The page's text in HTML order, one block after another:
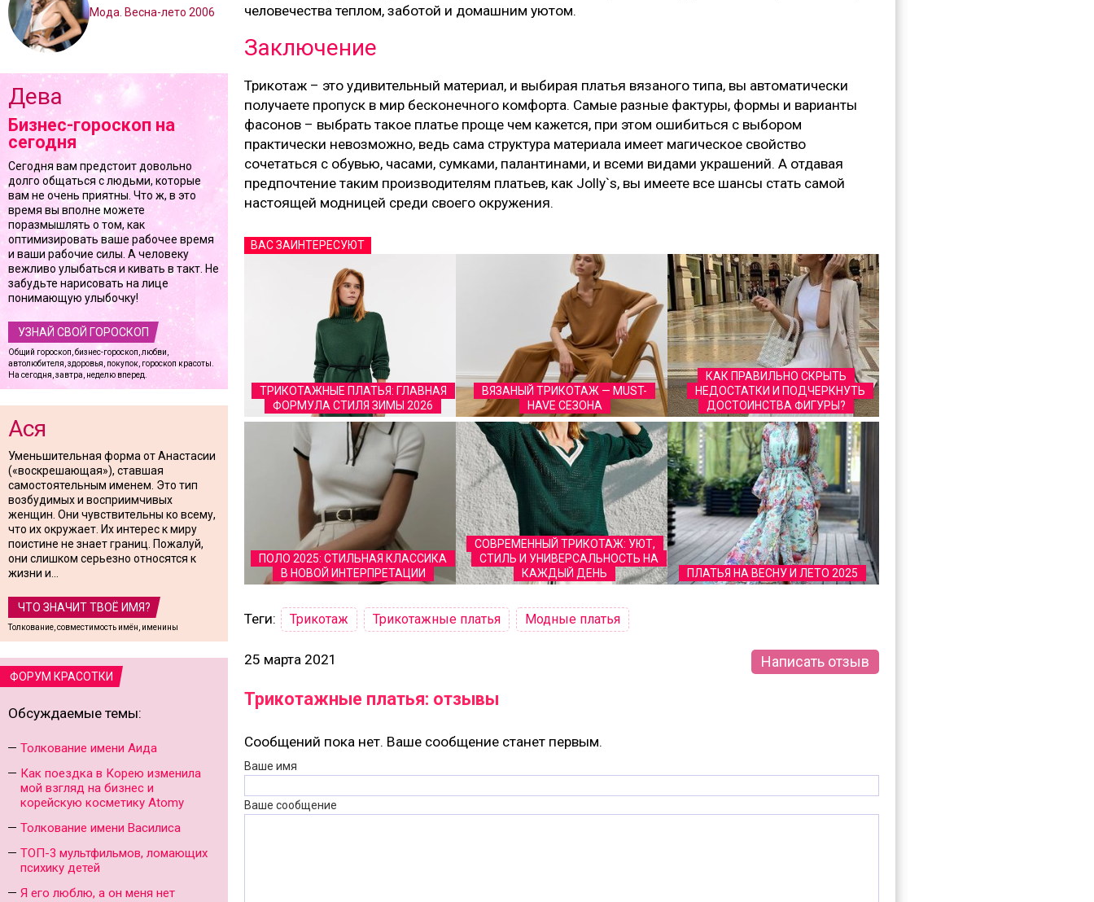
Мода. Весна-лето 2006
Дева
Бизнес-гороскоп на
сегодня
Сегодня вам предстоит довольно
долго общаться с людьми, которые
вам не очень приятны. Что ж, в это
время вы вполне можете
поразмышлять о том, как
оптимизировать ваше рабочее время
и ваши рабочие силы. А человеку
вежливо улыбаться и кивать в такт. Не
забудьте нарисовать на лице
понимающую улыбочку!
УЗНАЙ СВОЙ ГОРОСКОП
Общий гороскоп, бизнес-гороскоп, любви,
автолюбителя, здоровья, покупок, гороскоп красоты.
На сегодня, завтра, неделю вперед.
Ася
Уменьшительная форма от Анастасии
(«воскрешающая»), ставшая
самостоятельным именем. Это тип
возбудимых и восприимчивых
женщин. Они чувствительны ко всему,
что их окружает. Их интерес к миру
поистине не знает границ. Пожалуй,
они слишком серьезно относятся к
жизни и...
ЧТО ЗНАЧИТ ТВОЁ ИМЯ?
Толкование, совместимость имён, именины
ФОРУМ КРАСОТКИ
Обсуждаемые темы:
Толкование имени Аида
Как поездка в Корею изменила
мой взгляд на бизнес и
корейскую косметику Atomy
Толкование имени Василиса
ТОП-3 мультфильмов, ломающих
психику детей
Я его люблю, а он меня нет
человечества теплом, заботой и домашним уютом.
Заключение
Трикотаж – это удивительный материал, и выбирая платья вязаного типа, вы автоматически
получаете пропуск в мир бесконечного комфорта. Самые разные фактуры, формы и варианты
фасонов – выбрать такое платье проще чем кажется, при этом ошибиться с выбором
практически невозможно, ведь сама структура материала имеет магическое свойство
сочетаться с обувью, часами, сумками, палантинами, и всеми видами украшений. А отдавая
предпочтение таким производителям платьев, как Jolly`s, вы имеете все шансы стать самой
настоящей модницей среди своего окружения.
ВАС ЗАИНТЕРЕСУЮТ
ТРИКОТАЖНЫЕ ПЛАТЬЯ: ГЛАВНАЯ
ФОРМУЛА СТИЛЯ ЗИМЫ 2026
ВЯЗАНЫЙ ТРИКОТАЖ — MUST-
HAVE СЕЗОНА
КАК ПРАВИЛЬНО СКРЫТЬ
НЕДОСТАТКИ И ПОДЧЕРКНУТЬ
ДОСТОИНСТВА ФИГУРЫ?
ПОЛО 2025: СТИЛЬНАЯ КЛАССИКА
В НОВОЙ ИНТЕРПРЕТАЦИИ
СОВРЕМЕННЫЙ ТРИКОТАЖ: УЮТ,
СТИЛЬ И УНИВЕРСАЛЬНОСТЬ НА
КАЖДЫЙ ДЕНЬ
ПЛАТЬЯ НА ВЕСНУ И ЛЕТО 2025
Теги: Трикотаж Трикотажные платья Модные платья
25 марта 2021 Написать отзыв
Трикотажные платья: отзывы
Сообщений пока нет. Ваше сообщение станет первым.
Ваше имя
Ваше сообщение